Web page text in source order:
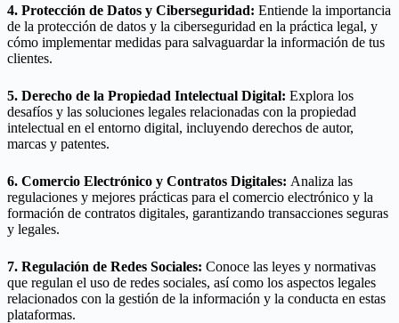
4. Protección de Datos y Ciberseguridad: Entiende la importancia
de la protección de datos y la ciberseguridad en la práctica legal, y
cómo implementar medidas para salvaguardar la información de tus
clientes.
5. Derecho de la Propiedad Intelectual Digital: Explora los
desafíos y las soluciones legales relacionadas con la propiedad
intelectual en el entorno digital, incluyendo derechos de autor,
marcas y patentes.
6. Comercio Electrónico y Contratos Digitales: Analiza las
regulaciones y mejores prácticas para el comercio electrónico y la
formación de contratos digitales, garantizando transacciones seguras
y legales.
7. Regulación de Redes Sociales: Conoce las leyes y normativas
que regulan el uso de redes sociales, así como los aspectos legales
relacionados con la gestión de la información y la conducta en estas
plataformas.